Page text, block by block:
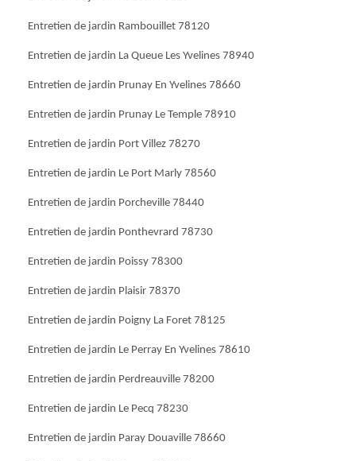
Entretien de jardin Rambouillet 78120
Entretien de jardin La Queue Les Yvelines 78940
Entretien de jardin Prunay En Yvelines 78660
Entretien de jardin Prunay Le Temple 78910
Entretien de jardin Port Villez 78270
Entretien de jardin Le Port Marly 78560
Entretien de jardin Porcheville 78440
Entretien de jardin Ponthevrard 78730
Entretien de jardin Poissy 78300
Entretien de jardin Plaisir 78370
Entretien de jardin Poigny La Foret 78125
Entretien de jardin Le Perray En Yvelines 78610
Entretien de jardin Perdreauville 78200
Entretien de jardin Le Pecq 78230
Entretien de jardin Paray Douaville 78660